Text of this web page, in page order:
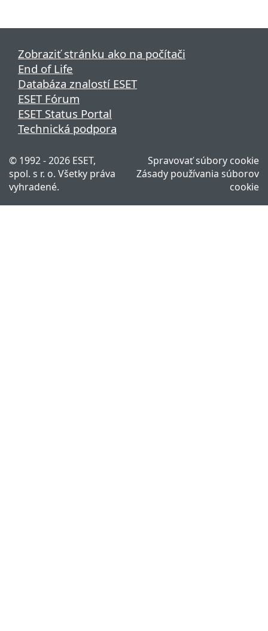
Zobraziť stránku ako na počítači
End of Life
Databáza znalostí ESET
ESET Fórum
ESET Status Portal
Technická podpora
© 1992 - 2026 ESET,
spol. s r. o. Všetky práva
vyhradené.
Spravovať súbory cookie
Zásady používania súborov
cookie